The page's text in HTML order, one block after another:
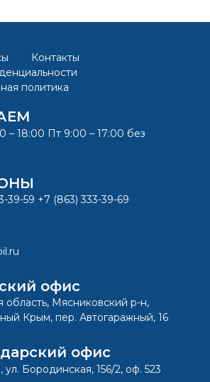
Контакты
политика
– 18:00 Пт 9:00 – 17:00 без
39-59 +7 (863) 333-39-69
офис
область, Мясниковский р-н,
Крым, пер. Автогаражный, 16
офис
ул. Бородинская, 156/2, оф. 523